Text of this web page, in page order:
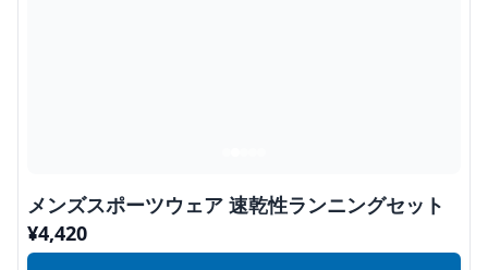
メンズスポーツウェア 速乾性ランニングセット
¥4,420